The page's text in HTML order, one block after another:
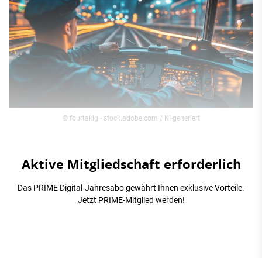
© fourtakig - stock.adobe.com / KI-generiert
Aktive Mitgliedschaft erforderlich
Das PRIME Digital-Jahresabo gewährt Ihnen exklusive Vorteile.
Jetzt PRIME-Mitglied werden!